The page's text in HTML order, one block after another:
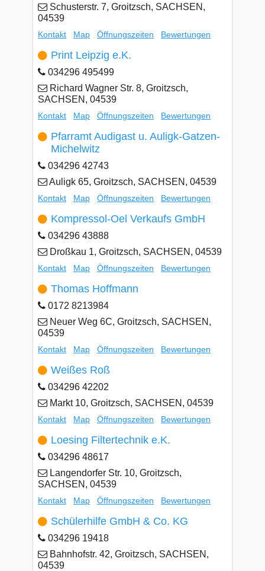
Schusterstr. 7, Groitzsch, SACHSEN,
04539
Kontakt Map Öffnungszeiten Bewertungen
Print Leipzig e.K.
034296 495499
Richard Wagner Str. 8, Groitzsch,
SACHSEN, 04539
Kontakt Map Öffnungszeiten Bewertungen
Pfarramt Audigast u. Auligk-Gatzen-
Michelwitz
034296 42743
Auligk 65, Groitzsch, SACHSEN, 04539
Kontakt Map Öffnungszeiten Bewertungen
Kompressol-Oel Verkaufs GmbH
034296 43888
Droßkau 1, Groitzsch, SACHSEN, 04539
Kontakt Map Öffnungszeiten Bewertungen
Thomas Hoffmann
0172 8213984
Neuer Weg 6C, Groitzsch, SACHSEN,
04539
Kontakt Map Öffnungszeiten Bewertungen
Weißes Roß
034296 42202
Markt 10, Groitzsch, SACHSEN, 04539
Kontakt Map Öffnungszeiten Bewertungen
Loesing Filtertechnik e.K.
034296 48617
Langendorfer Str. 10, Groitzsch,
SACHSEN, 04539
Kontakt Map Öffnungszeiten Bewertungen
Schülerhilfe GmbH & Co. KG
034296 19418
Bahnhofstr. 42, Groitzsch, SACHSEN,
04539